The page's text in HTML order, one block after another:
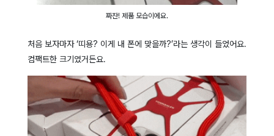
짜잔! 제품 모습이에요.
처음 보자마자 ‘띠용? 이게 내 폰에 맞을까?’라는 생각이 들었어요.
컴팩트한 크기였거든요.